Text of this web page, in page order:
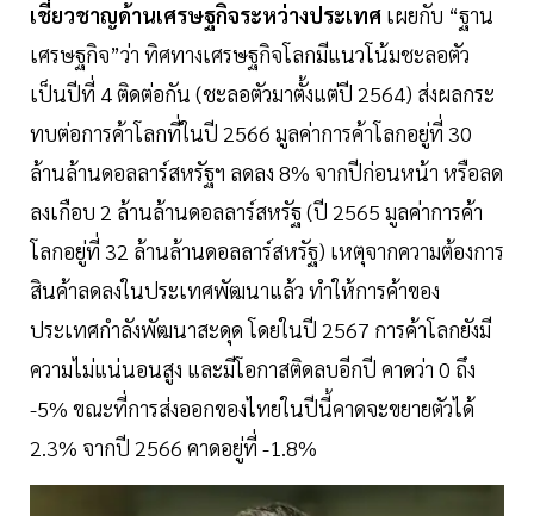
เชี่ยวชาญด้านเศรษฐกิจระหว่างประเทศ เผยกับ “ฐาน
เศรษฐกิจ”ว่า ทิศทางเศรษฐกิจโลกมีแนวโน้มชะลอตัว
เป็นปีที่ 4 ติดต่อกัน (ชะลอตัวมาตั้งแต่ปี 2564) ส่งผลกระ
ทบต่อการค้าโลกที่ในปี 2566 มูลค่าการค้าโลกอยู่ที่ 30
ล้านล้านดอลลาร์สหรัฐฯ ลดลง 8% จากปีก่อนหน้า หรือลด
ลงเกือบ 2 ล้านล้านดอลลาร์สหรัฐ (ปี 2565 มูลค่าการค้า
โลกอยู่ที่ 32 ล้านล้านดอลลาร์สหรัฐ) เหตุจากความต้องการ
สินค้าลดลงในประเทศพัฒนาแล้ว ทำให้การค้าของ
ประเทศกำลังพัฒนาสะดุด โดยในปี 2567 การค้าโลกยังมี
ความไม่แน่นอนสูง และมีโอกาสติดลบอีกปี คาดว่า 0 ถึง
-5% ขณะที่การส่งออกของไทยในปีนี้คาดจะขยายตัวได้
2.3% จากปี 2566 คาดอยู่ที่ -1.8%